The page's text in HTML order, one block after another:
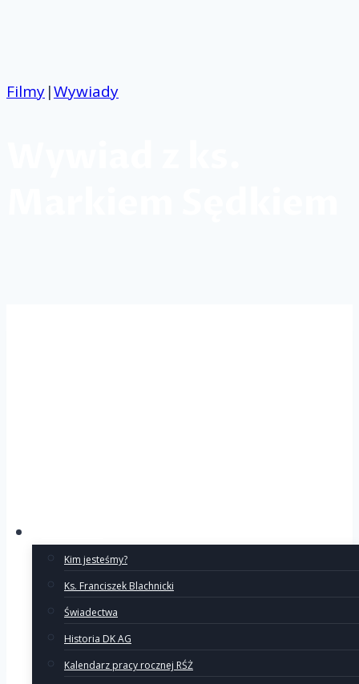
Kim jesteśmy?
Ks. Franciszek Blachnicki
Świadectwa
Historia DK AG
Kalendarz pracy rocznej RŚŻ
Filmy|Wywiady